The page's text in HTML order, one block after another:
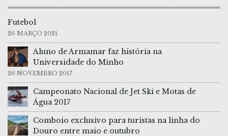
Futebol
26 MARÇO 2021
Aluno de Armamar faz história na
Universidade do Minho
26 NOVEMBRO 2017
Campeonato Nacional de Jet Ski e Motas de
Água 2017
Comboio exclusivo para turistas na linha do
Douro entre maio e outubro